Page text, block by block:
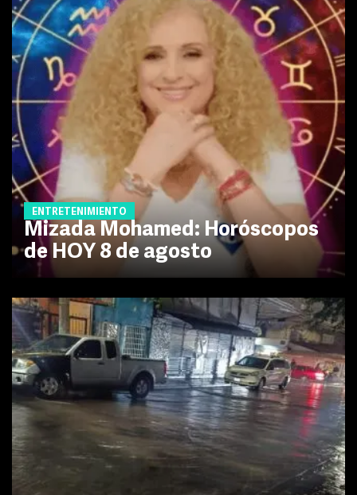
ENTRETENIMIENTO
Mizada Mohamed: Horóscopos
de HOY 8 de agosto